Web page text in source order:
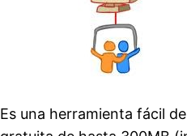
Es una herramienta fácil